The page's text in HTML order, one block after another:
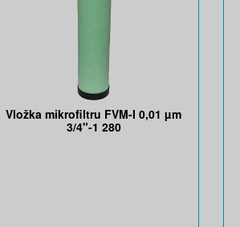
Vložka mikrofiltru FVM-I 0,01 µm
3/4"-1 280